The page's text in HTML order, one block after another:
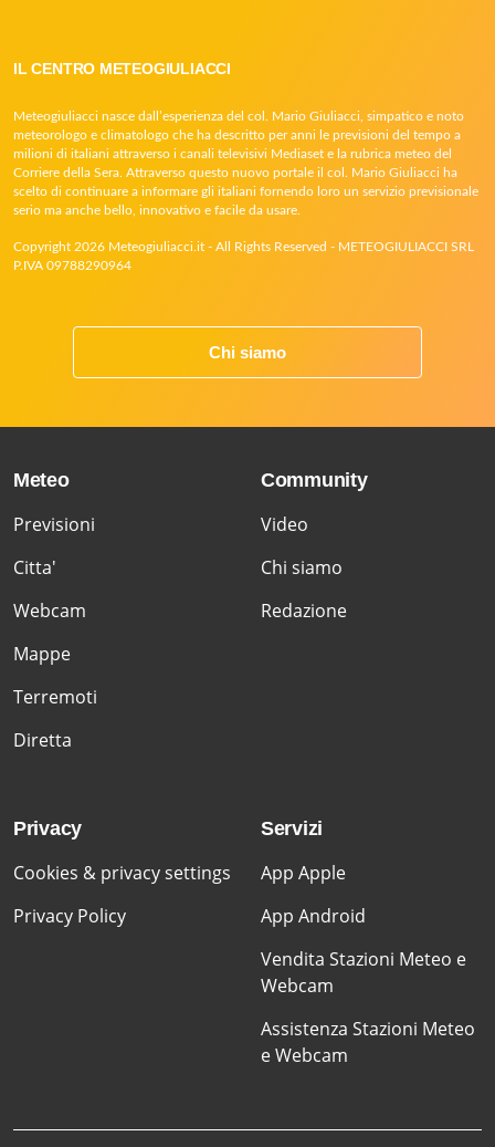
IL CENTRO METEOGIULIACCI
Meteogiuliacci nasce dall’esperienza del col. Mario Giuliacci, simpatico e noto
meteorologo e climatologo che ha descritto per anni le previsioni del tempo a
milioni di italiani attraverso i canali televisivi Mediaset e la rubrica meteo del
Corriere della Sera. Attraverso questo nuovo portale il col. Mario Giuliacci ha
scelto di continuare a informare gli italiani fornendo loro un servizio previsionale
serio ma anche bello, innovativo e facile da usare.
Copyright 2026 Meteogiuliacci.it - All Rights Reserved - METEOGIULIACCI SRL
P.IVA 09788290964
Chi siamo
Meteo
Previsioni
Citta'
Webcam
Mappe
Terremoti
Diretta
Community
Video
Chi siamo
Redazione
Privacy
Cookies & privacy settings
Privacy Policy
Servizi
App Apple
App Android
Vendita Stazioni Meteo e
Webcam
Assistenza Stazioni Meteo
e Webcam